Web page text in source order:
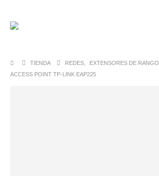
TIENDA REDES
EXTENSORES DE RANGO
ACCESS POINT TP-LINK EAP225